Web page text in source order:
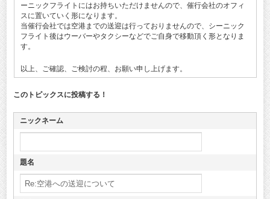
ーニックフライトにはお持ちいただけませんので、催行会社のオフィ
スに置いていく形になります。
当催行会社では空港までの送迎は行っておりませんので、シーニック
フライト後はウーバーやタクシーなどでご自身で移動頂く形となりま
す。
以上、ご確認、ご検討の程、お願い申し上げます。
このトピックスに投稿する！
ニックネーム
題名